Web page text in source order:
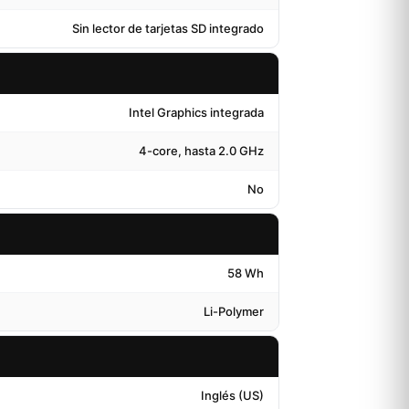
Sin lector de tarjetas SD integrado
Intel Graphics integrada
4-core, hasta 2.0 GHz
No
58 Wh
Li-Polymer
Inglés (US)